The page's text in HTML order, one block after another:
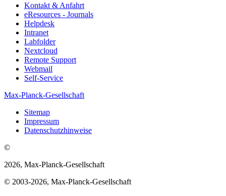
Kontakt & Anfahrt
eResources - Journals
Helpdesk
Intranet
Labfolder
Nextcloud
Remote Support
Webmail
Self-Service
Max-Planck-Gesellschaft
Sitemap
Impressum
Datenschutzhinweise
©
2026, Max-Planck-Gesellschaft
© 2003-2026, Max-Planck-Gesellschaft